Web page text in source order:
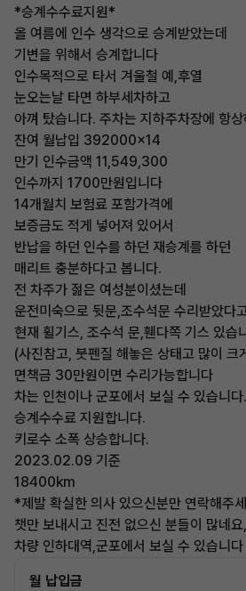
*승계수수료지원*
올 여름에 인수 생각으로 승계받았는데
기변을 위해서 승계합니다
인수목적으로 타서 겨울철 예,후열
눈오는날 타면 하부세차하고
아껴 탔습니다. 주차는 지하주차장에 항상
잔여 월납입 392000×14
만기 인수금액 11,549,300
인수까지 1700만원입니다
14개월치 보험료 포함가격에
보증금도 적게 넣어져 있어서
반납을 하던 인수를 하던 재승계를 하던
매리트 충분하다고 봅니다.
전 차주가 젊은 여성분이셨는데
운전미숙으로 뒷문,조수석문 수리받았다
현재 휠기스, 조수석 문,휀다쪽 기스 있습
(사진참고, 붓펜질 해놓은 상태고 많이 크
면책금 30만원이면 수리가능합니다
차는 인천이나 군포에서 보실 수 있습니다.
승계수수료 지원합니다.
키로수 소폭 상승합니다.
2023.02.09 기준
18400km
*제발 확실한 의사 있으신분만 연락해주
챗만 보내시고 진전 없으신 분들이 많네요
차량 인하대역,군포에서 보실 수 있습니다
월 납입금